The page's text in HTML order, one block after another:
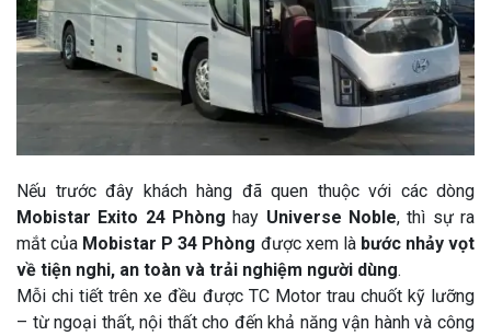
Nếu trước đây khách hàng đã quen thuộc với các dòng
Mobistar Exito 24 Phòng hay Universe Noble, thì sự ra
mắt của Mobistar P 34 Phòng được xem là bước nhảy vọt
về tiện nghi, an toàn và trải nghiệm người dùng.
Mỗi chi tiết trên xe đều được TC Motor trau chuốt kỹ lưỡng
– từ ngoại thất, nội thất cho đến khả năng vận hành và công